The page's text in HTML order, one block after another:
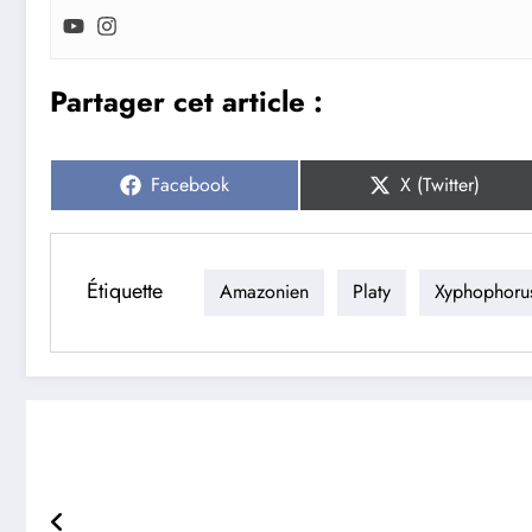
Partager cet article :
Share
Facebook Share
X (Twitter)
Étiquette Amazonien Platy